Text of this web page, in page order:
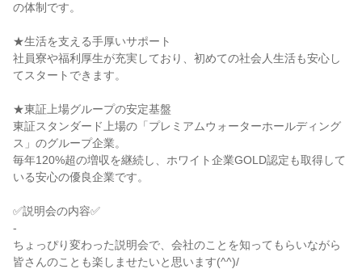
の体制です。
★生活を支える手厚いサポート
社員寮や福利厚生が充実しており、初めての社会人生活も安心し
てスタートできます。
★東証上場グループの安定基盤
東証スタンダード上場の「プレミアムウォーターホールディング
ス」のグループ企業。
毎年120%超の増収を継続し、ホワイト企業GOLD認定も取得して
いる安心の優良企業です。
✅説明会の内容✅
-
ちょっぴり変わった説明会で、会社のことを知ってもらいながら
皆さんのことも楽しませたいと思います(^^)/